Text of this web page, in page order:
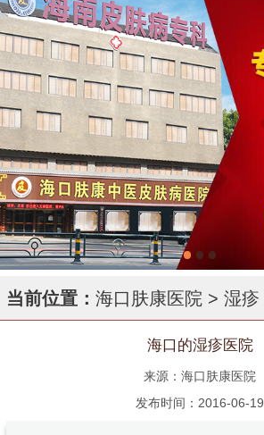
当前位置： 海口肤康医院 > 湿疹
海口的湿疹医院
来源：海口肤康医院
发布时间：2016-06-19